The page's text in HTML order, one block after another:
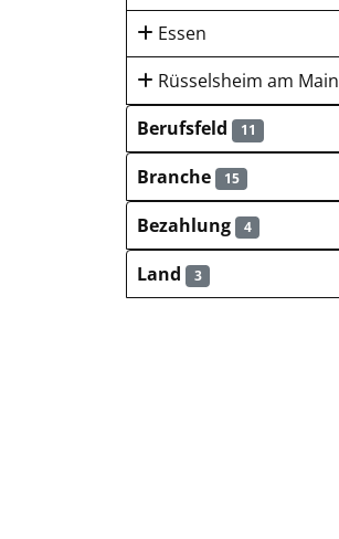
Essen
Rüsselsheim am Main
Berufsfeld
11
Branche 15
Bezahlung 4
Land 3